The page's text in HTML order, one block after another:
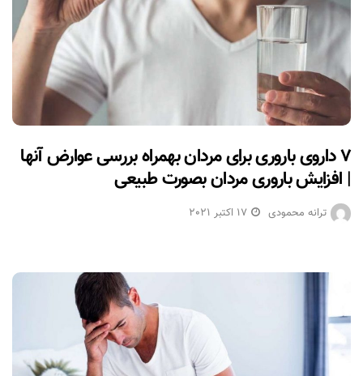
۷ داروی باروری برای مردان بهمراه بررسی عوارض آنها
| افزایش باروری مردان بصورت طبیعی
ترانه محمودی 17 اکتبر 2021